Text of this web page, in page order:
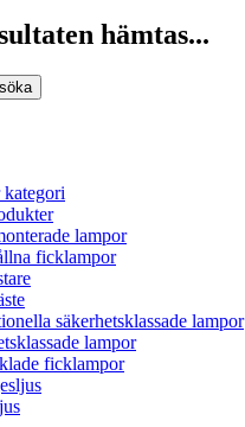
hämtas...
lampor
ficklampor
säkerhetsklassade lampor
lampor
ficklampor